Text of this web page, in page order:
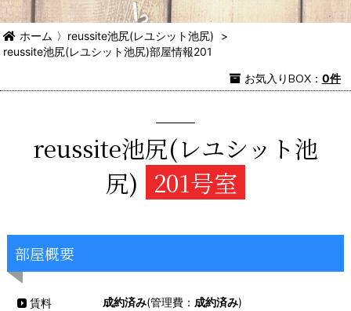
ホーム 〉 reussite池尻(レユシット池尻)
>
reussite池尻(レユシット池尻)部屋情報201
お気入りBOX： 0件
reussite池尻(レユシット池
尻) 201号室
部屋概要
賃料 成約済み(管理費： 成約済み)